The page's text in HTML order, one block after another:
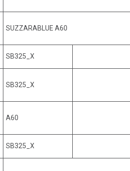
SUZZARABLUE A60
SB325_X
SB325_X
A60
SB325_X